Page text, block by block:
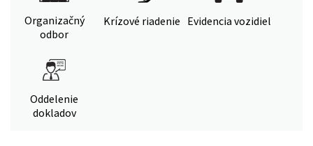
Organizačný
odbor
Krízové riadenie Evidencia vozidiel
Oddelenie
dokladov